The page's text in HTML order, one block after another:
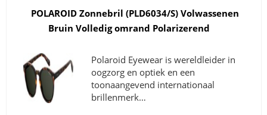
POLAROID Zonnebril (PLD6034/S) Volwassenen
Bruin Volledig omrand Polarizerend
Polaroid Eyewear is wereldleider in
oogzorg en optiek en een
toonaangevend internationaal
brillenmerk…